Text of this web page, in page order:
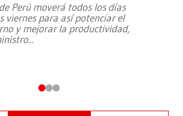
Perú moverá todos los días
viernes para así potenciar el
y mejorar la productividad,
...